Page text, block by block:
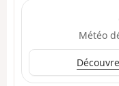
Météo